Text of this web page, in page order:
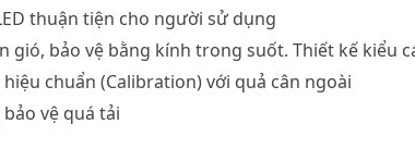
thuận tiện cho người sử dụng
gió, bảo vệ bằng kính trong suốt. Thiết kế kiểu
chuẩn (Calibration) với quả cân ngoài
vệ quá tải